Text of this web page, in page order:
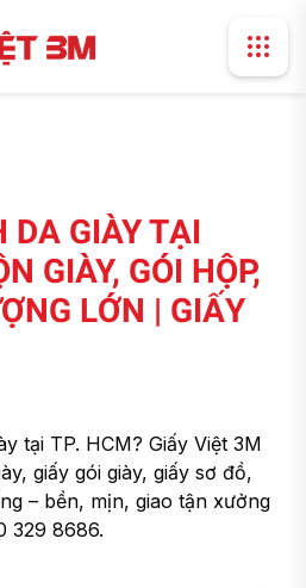
DA GIÀY TẠI
GIÀY, GÓI HỘP,
LỚN | GIẤY
tại TP. HCM? Giấy Việt 3M
giấy gói giày, giấy sơ đồ,
– bền, mịn, giao tận xưởng
329 8686.